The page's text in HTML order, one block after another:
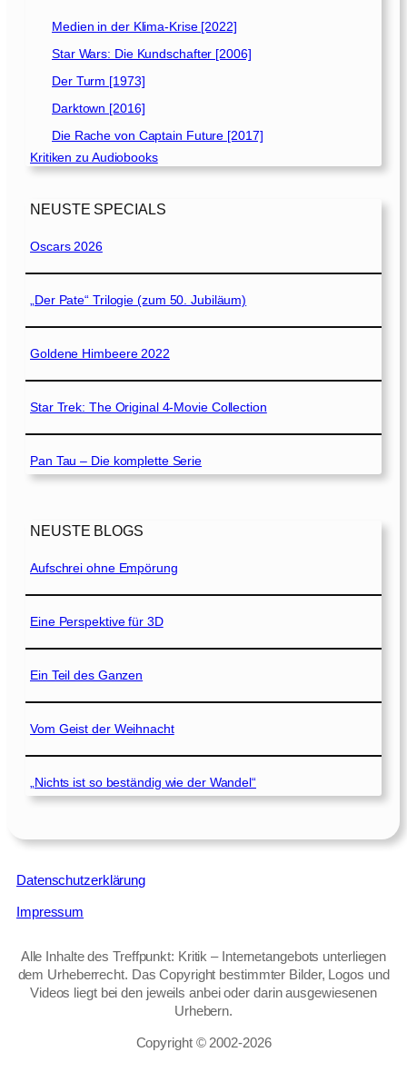
Medien in der Klima-Krise [2022]
Star Wars: Die Kundschafter [2006]
Der Turm [1973]
Darktown [2016]
Die Rache von Captain Future [2017]
Kritiken zu Audiobooks
NEUSTE SPECIALS
Oscars 2026
„Der Pate“ Trilogie (zum 50. Jubiläum)
Goldene Himbeere 2022
Star Trek: The Original 4-Movie Collection
Pan Tau – Die komplette Serie
NEUSTE BLOGS
Aufschrei ohne Empörung
Eine Perspektive für 3D
Ein Teil des Ganzen
Vom Geist der Weihnacht
„Nichts ist so beständig wie der Wandel“
Datenschutzerklärung
Impressum
Alle Inhalte des Treffpunkt: Kritik – Internetangebots unterliegen
dem Urheberrecht. Das Copyright bestimmter Bilder, Logos und
Videos liegt bei den jeweils anbei oder darin ausgewiesenen
Urhebern.
Copyright © 2002‑2026